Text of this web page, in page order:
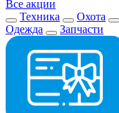
Все акции
Техника
Охота
Одежда
Запчасти